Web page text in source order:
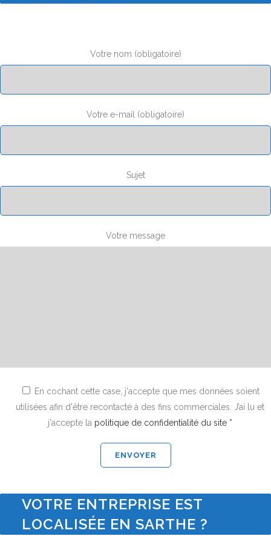
Votre nom (obligatoire)
Votre e-mail (obligatoire)
Sujet
Votre message
En cochant cette case, j'accepte que mes données soient
utilisées afin d'être recontacté à des fins commerciales. J’ai lu et
j'accepte la politique de confidentialité du site *
VOTRE ENTREPRISE EST
LOCALISÉE EN SARTHE ?